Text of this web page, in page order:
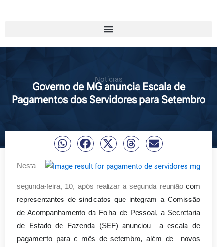
Notícias
Governo de MG anuncia Escala de
Pagamentos dos Servidores para Setembro
Nesta
segunda-feira, 10, após realizar a segunda reunião com
representantes de sindicatos que integram a Comissão
de Acompanhamento da Folha de Pessoal, a Secretaria
de Estado de Fazenda (SEF) anunciou a escala de
pagamento para o mês de setembro, além de novos